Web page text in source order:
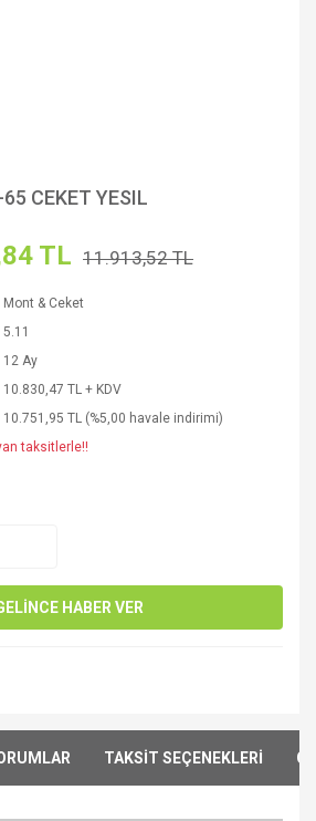
CEKET YESIL
TL 11.913,52 TL
Mont & Ceket
5.11
12 Ay
10.830,47 TL + KDV
10.751,95 TL (%5,00 havale indirimi)
taksitlerle!!
HABER VER
TAKSİT SEÇENEKLERİ